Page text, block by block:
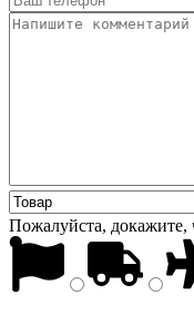
Пожалуйста, докажите,